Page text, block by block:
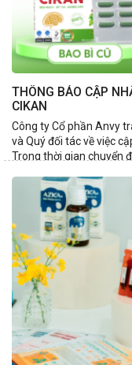
THÔNG BÁO CẬP
CIKAN
Công ty Cổ phần Anvy
và Quý đối tác về việc
Trong thời gian chuyển